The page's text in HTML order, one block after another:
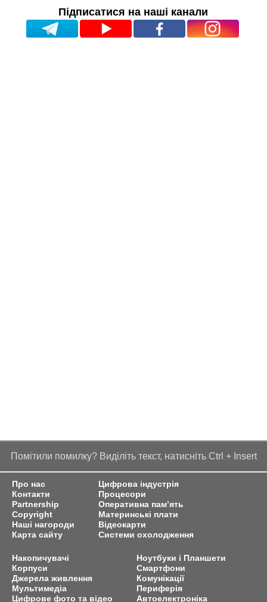
Підписатися на наші канали
Помітили помилку? Виділіть текст, натисніть Ctrl + Insert
Про нас
Контакти
Partnership
Copyright
Наші нагороди
Карта сайту
Цифрова індустрія
Процесори
Оперативна пам’ять
Материнські плати
Відеокарти
Системи охолодження
Накопичувачі
Корпуси
Джерела живлення
Мультимедіа
Цифрове фото та відео
Ноутбуки і Планшети
Смартфони
Комунікації
Периферія
Автоелектроніка